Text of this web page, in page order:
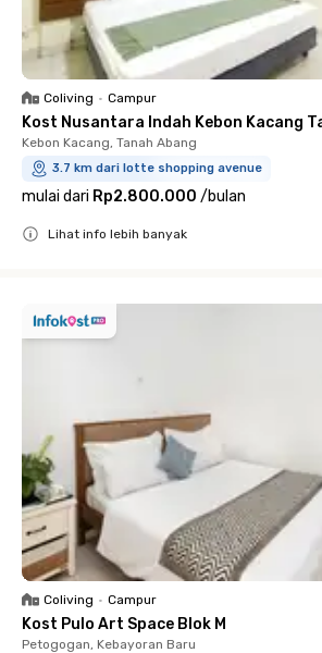
Coliving • Campur
Kost Nusantara Indah Kebon Kacang
Kebon Kacang, Tanah Abang
3.7 km dari lotte shopping avenue
mulai dari Rp2.800.000 /bulan
Lihat info lebih banyak
Coliving • Campur
Kost Pulo Art Space Blok M
Petogogan, Kebayoran Baru